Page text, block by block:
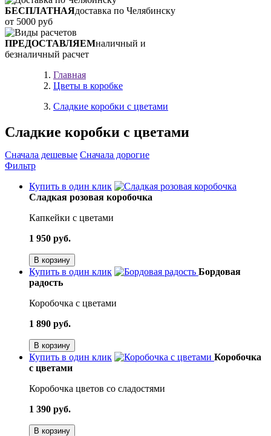
БЕСПЛАТНАЯдоставка по Челябинску
от 5000 руб
ПРЕДОСТАВЛЯЕМналичный и
безналичный расчет
Главная
Цветы в коробке
Сладкие коробки с цветами
Сладкие коробки с цветами
Сначала дешевые Сначала дорогие
Фильтр
Купить в один клик
Сладкая розовая коробочка
Капкейки с цветами
1 950 руб.
В корзину
Купить в один клик
Бордовая
радость
Коробочка с цветами
1 890 руб.
В корзину
Купить в один клик
Коробочка
с цветами
Коробочка цветов со сладостями
1 390 руб.
В корзину